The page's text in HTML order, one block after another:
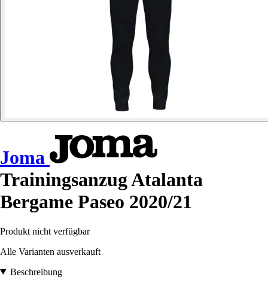
Joma
Trainingsanzug Atalanta
Bergame Paseo 2020/21
Produkt nicht verfügbar
Alle Varianten ausverkauft
Beschreibung